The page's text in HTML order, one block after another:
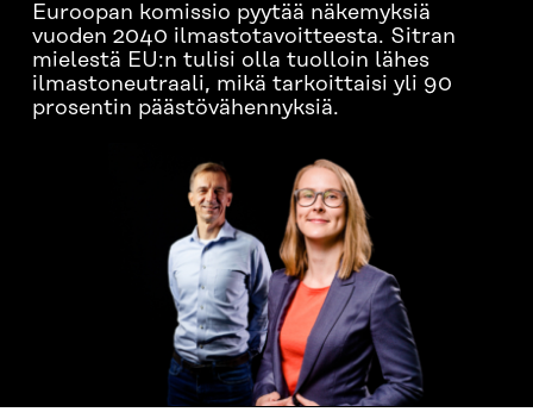
Euroopan komissio pyytää näkemyksiä
vuoden 2040 ilmastotavoitteesta. Sitran
mielestä EU:n tulisi olla tuolloin lähes
ilmastoneutraali, mikä tarkoittaisi yli 90
prosentin päästövähennyksiä.